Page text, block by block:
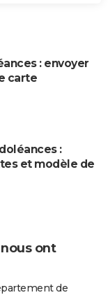
: envoyer
carte
:
et modèle de
ont
de